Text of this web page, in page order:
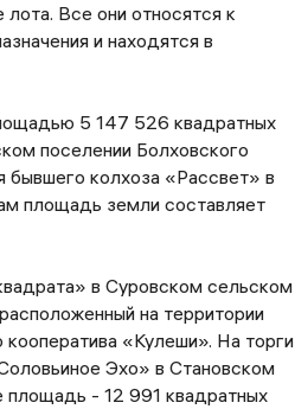
лота. Все они относятся к
и находятся в
5 147 526 квадратных
поселении Болховского
бывшего колхоза «Рассвет» в
площадь земли составляет
в Суровском сельском
на территории
кооператива «Кулеши». На торги
Эхо» в Становском
площадь - 12 991 квадратных